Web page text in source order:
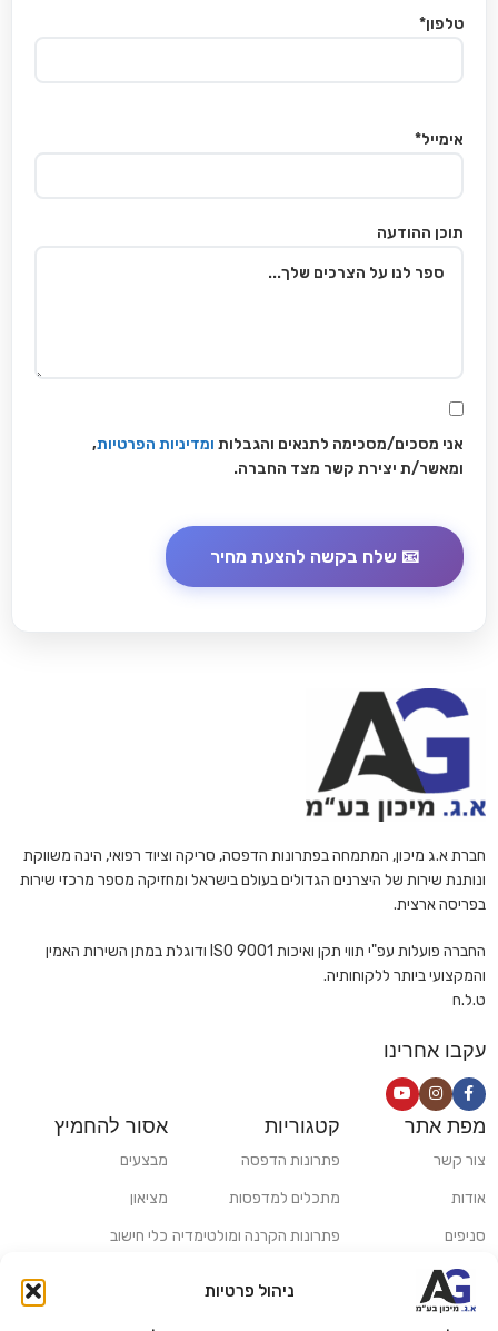
ניהול פרטיות
טלפון*
אימייל*
תוכן ההודעה
אני מסכים/מסכימה לתנאים והגבלות ומדיניות הפרטיות,
ומאשר/ת יצירת קשר מצד החברה.
חברת א.ג מיכון, המתמחה בפתרונות הדפסה, סריקה וציוד רפואי, הינה משווקת
ונותנת שירות של היצרנים הגדולים בעולם בישראל ומחזיקה מספר מרכזי שירות
בפריסה ארצית.
החברה פועלות עפ"י תווי תקן ואיכות ISO 9001 ודוגלת במתן השירות האמין
והמקצועי ביותר ללקוחותיה.
ט.ל.ח
עקבו אחרינו
מפת אתר
צור קשר
אודות
סניפים
משלוחים ואיסוף עצמי
מדריכים ומאמרים
קטגוריות
פתרונות הדפסה
מתכלים למדפסות
פתרונות הקרנה ומולטימדיה
אסור להחמיץ
מבצעים
מציאון
כלי חישוב